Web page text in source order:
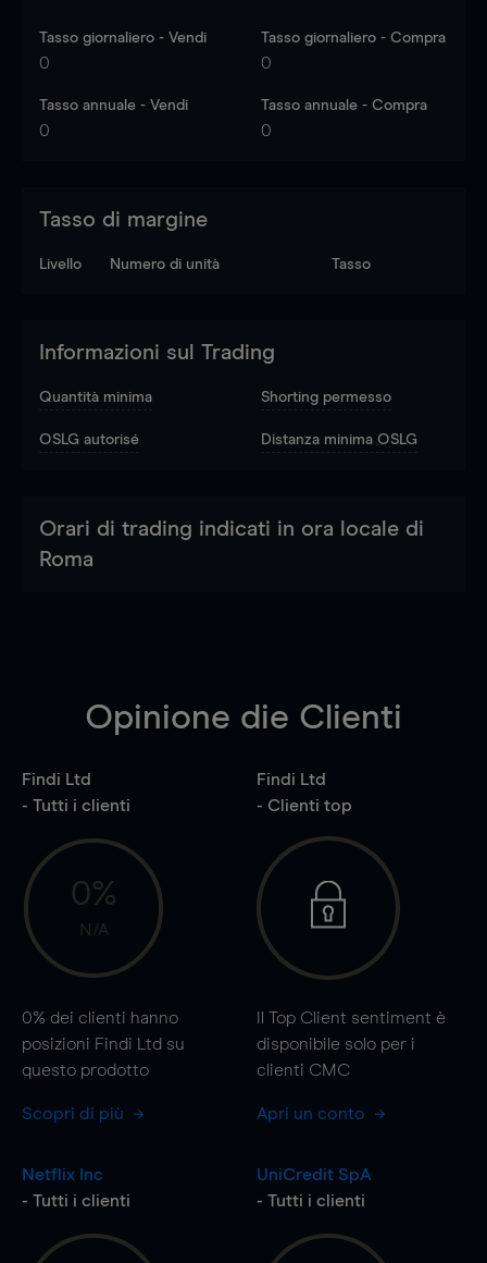
Tasso giornaliero - Vendi
0
Tasso giornaliero - Compra
0
Tasso annuale - Vendi
0
Tasso annuale - Compra
0
Tasso di margine
Livello Numero di unità Tasso
Informazioni sul Trading
Quantità minima Shorting permesso
OSLG autorisé Distanza minima OSLG
Orari di trading indicati in ora locale di
Roma
Opinione die Clienti
Findi Ltd
- Tutti i clienti
0%
N/A
0% dei clienti hanno
posizioni Findi Ltd su
questo prodotto
Scopri di più
Findi Ltd
- Clienti top
Il Top Client sentiment è
disponibile solo per i
clienti CMC
Apri un conto
Netflix Inc
- Tutti i clienti
UniCredit SpA
- Tutti i clienti